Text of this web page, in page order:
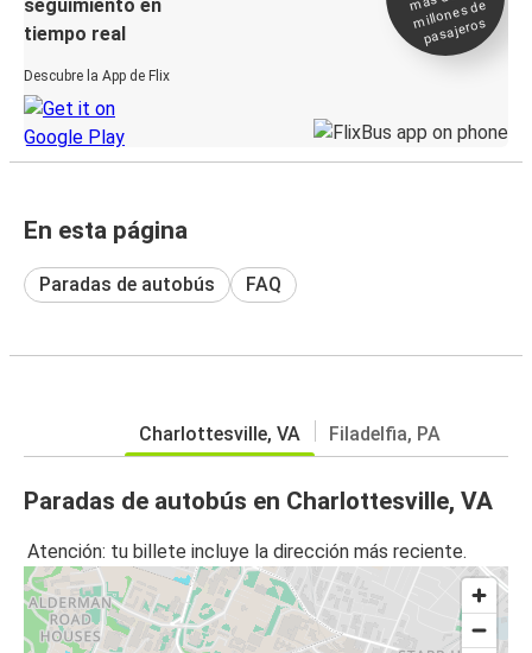
seguimiento en
tiempo real
Descubre la App de Flix
millones de
pasajeros
En esta página
Paradas de autobús FAQ
Charlottesville, VA Filadelfia, PA
Paradas de autobús en Charlottesville, VA
Atención: tu billete incluye la dirección más reciente.